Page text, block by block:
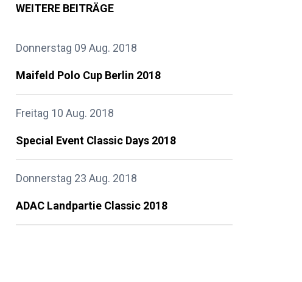
WEITERE BEITRÄGE
Donnerstag 09 Aug. 2018
Maifeld Polo Cup Berlin 2018
Freitag 10 Aug. 2018
Special Event Classic Days 2018
Donnerstag 23 Aug. 2018
ADAC Landpartie Classic 2018